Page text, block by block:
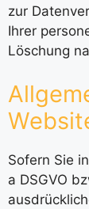
zur
Ihrer
Löschung
Sofern Sie
a DSGVO